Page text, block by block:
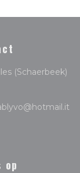
(Schaerbeek)
in een
op